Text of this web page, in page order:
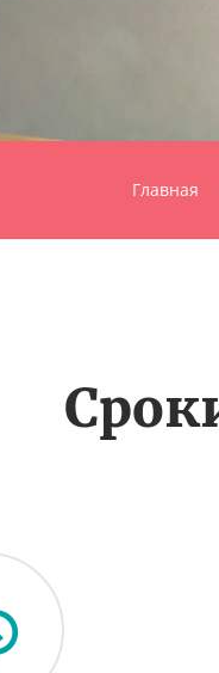
Главная